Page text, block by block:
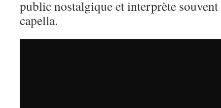
public nostalgique et interprète souvent
capella.